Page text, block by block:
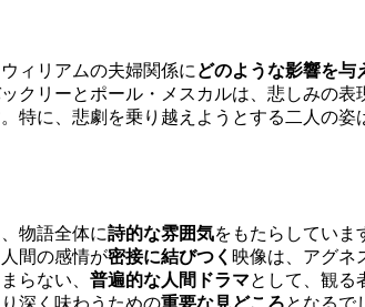
ィリアムの夫婦関係に どのような影響を与
クリーとポール・メスカルは、悲しみの表
特に、悲劇を乗り越えようとする二人の姿
物語全体に詩的な雰囲気をもたらしていま
間の感情が密接に結びつく 映像は、アグネ
らない、 普遍的な人間ドラマとして、観る